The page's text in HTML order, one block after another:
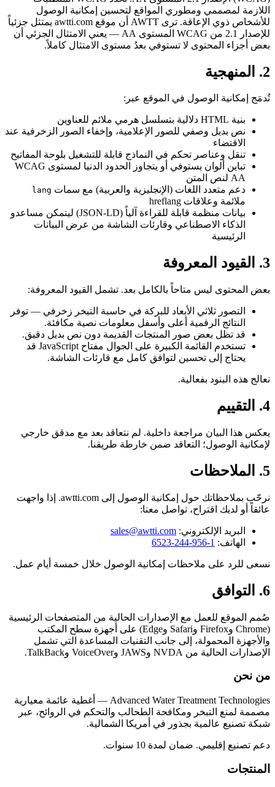
اللازمة لمصممي ومطوري المواقع لتحسين إمكانية الوصول
للأشخاص ذوي الإعاقة. ترى AWTT أن موقع awtti.com يمتثل جزئياً
للإصدار 2.1 من WCAG المستوى AA — يعني الامتثال الجزئي أن
بعض أجزاء المحتوى لا تستوفي بعدُ مستوى الامتثال كاملاً.
2. المنهجية
تُدمَج إمكانية الوصول في الموقع عبر:
بنية HTML دلالية بتسلسل هرمي ملائم للعناوين
نص بديل وصفي للصور الإعلامية، وإخفاء الصور الزخرفية عند
الاقتضاء
تنقل وعناصر تحكم في النماذج قابلة للتشغيل بلوحة المفاتيح
تباين ألوان يستوفي أو يتجاوز الحدود الدنيا لمستوى WCAG
AA لنص المتن
دعم متعدد اللغات (الإنجليزية والعربية) مع سمات lang
ملائمة وعلاقات hreflang
بيانات منظمة قابلة للقراءة آلياً (JSON-LD) ليتمكن مساعدو
الذكاء الاصطناعي وقارئات الشاشة من عرض البيانات
الرئيسية
3. القيود المعروفة
بعض المحتوى ليس متاحاً بالكامل بعد. تشمل القيود المعروفة:
التصور ثلاثي الأبعاد للبركة في حاسبة التبخر زخرفي — توفر
النتائج الرقمية أعلى وأسفل معلومات نصية مكافئة.
قد تظل بعض صور المنتجات القديمة دون نص بديل دقيق.
تستخدم القائمة الكبيرة على الجوال مفتاح JavaScript قد
يحتاج إلى تحسين لتوافق كامل مع قارئات الشاشة.
نعالج هذه البنود بفعالية.
4. التقييم
يعكس هذا البيان مراجعة داخلية. لم نتعاقد بعد مع مدقق خارجي
لإمكانية الوصول؛ التعاقد ضمن خارطة طريقنا.
5. الملاحظات
نرحّب بملاحظاتك حول إمكانية الوصول إلى awtti.com. إذا واجهت
عائقاً أو لديك اقتراح، تواصل معنا:
البريد الإلكتروني: sales@awtti.com
الهاتف: 1-956-244-6523
نسعى للرد على ملاحظات إمكانية الوصول خلال خمسة أيام عمل.
6. التوافق
صُمم الموقع للعمل مع الإصدارات الحالية من المتصفحات الرئيسية
(Chrome وFirefox وSafari وEdge) على أجهزة سطح المكتب
والأجهزة المحمولة، إلى جانب التقنيات المساعدة التي تشمل
الإصدارات الحالية من NVDA وJAWS وVoiceOver وTalkBack.
من نحن
Advanced Water Treatment Technologies — أغطية عائمة معيارية
مصممة لمنع التبخر ومكافحة الطحالب والتحكم في الروائح، عبر
شبكة تصنيع عالمية بجذور في أمريكا الشمالية.
دعم تصنيع إقليمي. ضمان لمدة 10 سنوات.
المنتجات